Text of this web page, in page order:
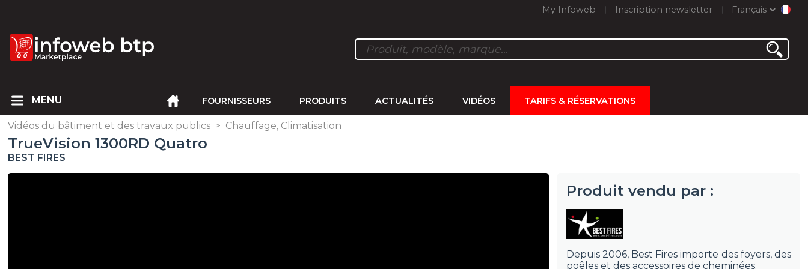
My Infoweb Inscription newsletter Français
FOURNISSEURS PRODUITS ACTUALITÉS VIDÉOS TARIFS & RÉSERVATIONS
Vidéos du bâtiment et des travaux publics > Chauffage, Climatisation
TrueVision 1300RD Quatro
BEST FIRES
Produit vendu par :
Depuis 2006, Best Fires importe des foyers, des
poêles et des accessoires de cheminées.